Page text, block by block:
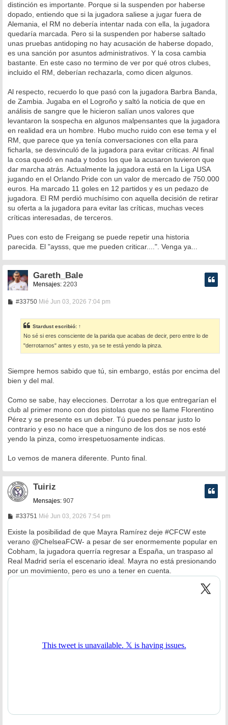
distinción es importante. Porque si la suspenden por haberse
dopado, entiendo que si la jugadora saliese a jugar fuera de
Alemania, el RM no debería intentar nada con ella, la jugadora
quedaría marcada. Pero si la suspenden por haberse saltado
unas pruebas antidoping no hay acusación de haberse dopado,
es una sanción por asuntos administrativos. Y la cosa cambia
bastante. En este caso no termino de ver por qué otros clubes,
incluido el RM, deberían rechazarla, como dicen algunos.
Al respecto, recuerdo lo que pasó con la jugadora Barbra Banda,
de Zambia. Jugaba en el Logroño y saltó la noticia de que en
análisis de sangre que le hicieron salían unos valores que
levantaron la sospecha en algunos malpensantes que la jugadora
en realidad era un hombre. Hubo mucho ruido con ese tema y el
RM, que parece que ya tenía conversaciones con ella para
ficharla, se desvinculó de la jugadora para evitar críticas. Al final
la cosa quedó en nada y todos los que la acusaron tuvieron que
dar marcha atrás. Actualmente la jugadora está en la Liga USA
jugando en el Orlando Pride con un valor de mercado de 750.000
euros. Ha marcado 11 goles en 12 partidos y es un pedazo de
jugadora. El RM perdió muchísimo con aquella decisión de retirar
su oferta a la jugadora para evitar las críticas, muchas veces
críticas interesadas, de terceros.
Pues con esto de Freigang se puede repetir una historia
parecida. El "aysss, que me pueden criticar....". Venga ya...
Gareth_Bale
Mensajes: 2203
#33750M
a
j
e
Mié Jun 03, 2026 7:04 pm
Stardustescribió: ↑
No sé si eres consciente de la parida que acabas de decir, pero entre lo de
"derrotarnos" antes y esto, ya se te está yendo la pinza.
Siempre hemos sabido que tú, sin embargo, estás por encima del
bien y del mal.
Como se sabe, hay elecciones. Derrotar a los que entregarían el
club al primer mono con dos pistolas que no se llame Florentino
Pérez y se presente es un deber. Tú puedes pensar justo lo
contrario y eso no hace que a ninguno de los dos se nos esté
yendo la pinza, como irrespetuosamente indicas.
Lo vemos de manera diferente. Punto final.
Tuiriz
Mensajes: 907
#33751 M
n
s
a
e
Mié Jun 03, 2026 7:54 pm
Existe la posibilidad de que Mayra Ramírez deje #CFCW este
verano @ChelseaFCW- a pesar de ser enormemente popular en
Cobham, la jugadora querría regresar a España, un traspaso al
Real Madrid sería el escenario ideal. Mayra no está presionando
por un movimiento, pero es uno a tener en cuenta.